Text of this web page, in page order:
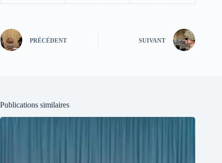
PRÉCÉDENT SUIVANT
Publications similaires